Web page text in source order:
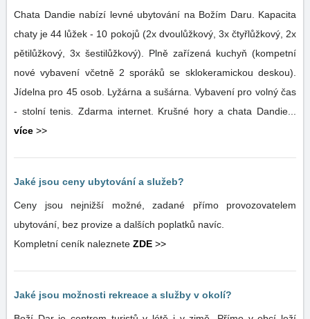
Chata Dandie nabízí levné ubytování na Božím Daru. Kapacita
chaty je 44 lůžek - 10 pokojů (2x dvoulůžkový, 3x čtyřlůžkový, 2x
pětilůžkový, 3x šestilůžkový). Plně zařízená kuchyň (kompetní
nové vybavení včetně 2 sporáků se sklokeramickou deskou).
Jídelna pro 45 osob. Lyžárna a sušárna. Vybavení pro volný čas
- stolní tenis. Zdarma internet. Krušné hory a chata Dandie...
více >>
Jaké jsou ceny ubytování a služeb?
Ceny jsou nejnižší možné, zadané přímo provozovatelem
ubytování, bez provize a dalších poplatků navíc.
Kompletní ceník naleznete ZDE >>
Jaké jsou možnosti rekreace a služby v okolí?